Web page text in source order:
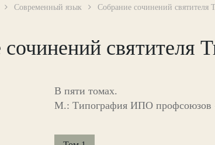
Современный язык Собрание сочинений святителя
святителя
В пяти томах.
М.: Типография ИПО профсоюзов